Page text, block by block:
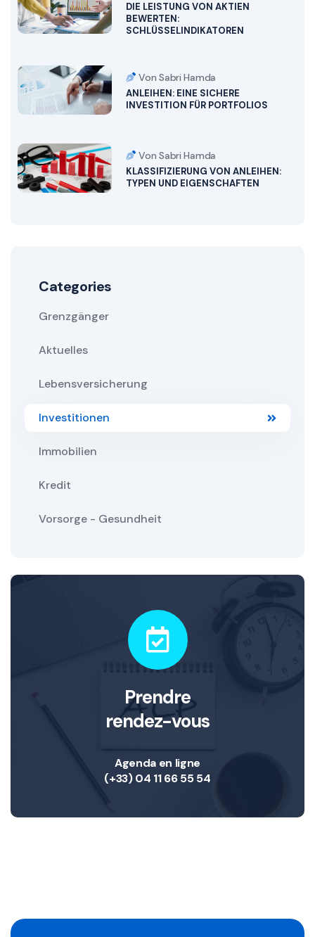
DIE LEISTUNG VON AKTIEN
BEWERTEN:
SCHLÜSSELINDIKATOREN
Von Sabri Hamda
ANLEIHEN: EINE SICHERE
INVESTITION FÜR PORTFOLIOS
Von Sabri Hamda
KLASSIFIZIERUNG VON ANLEIHEN:
TYPEN UND EIGENSCHAFTEN
Categories
Grenzgänger
Aktuelles
Lebensversicherung
Investitionen
Immobilien
Kredit
Vorsorge - Gesundheit
Prendre
rendez-vous
Agenda en ligne
(+33) 04 11 66 55 54